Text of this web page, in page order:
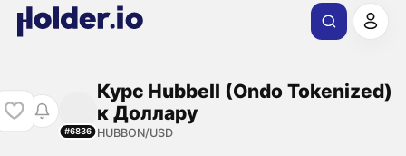
#6836
Курс Hubbell (Ondo Tokenized)
к Доллару
HUBBON/USD